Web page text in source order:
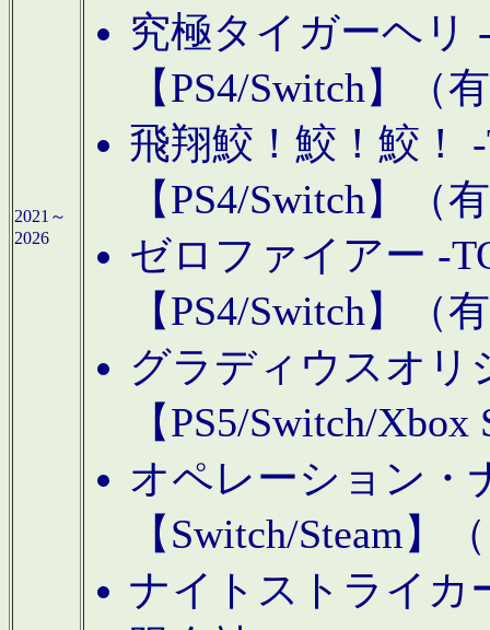
2021～
2026
究極タイガーヘリ
【PS4/Switch】（
飛翔鮫！鮫！鮫！
【PS4/Switch】（
ゼロファイアー -
【PS4/Switch】（
グラディウスオリ
【PS5/Switch/
オペレーション・
【Switch/Steam】
ナイトストライカ